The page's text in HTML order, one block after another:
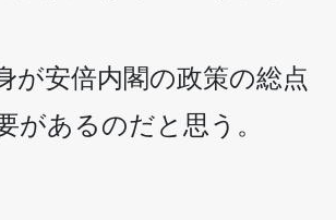
が安倍内閣の政策の総点
があるのだと思う。